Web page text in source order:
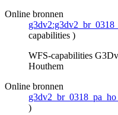
Online bronnen
capabilities )
WFS-capabilities
Houthem
Online bronnen
)